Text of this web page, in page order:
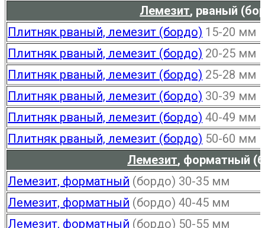
Лемезит, рваный
Плитняк рваный, лемезит (бордо) 15-20 мм
Плитняк рваный, лемезит (бордо) 20-25 мм
Плитняк рваный, лемезит (бордо) 25-28 мм
Плитняк рваный, лемезит (бордо) 30-39 мм
Плитняк рваный, лемезит (бордо) 40-49 мм
Плитняк рваный, лемезит (бордо) 50-60 мм
Лемезит, форматный
Лемезит, форматный (бордо) 30-35 мм
Лемезит, форматный (бордо) 40-45 мм
Лемезит, форматный (бордо) 50-55 мм